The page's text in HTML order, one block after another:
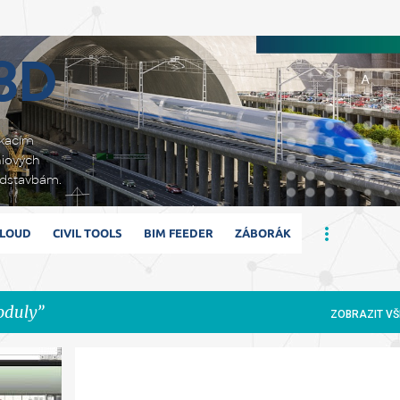
CIVIL TOOLS BIM FEEDER ZÁBORÁK
ZOBRAZIT